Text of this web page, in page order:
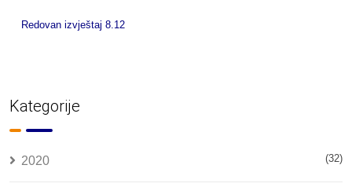
Redovan izvještaj 8.12
Kategorije
2020 (32)